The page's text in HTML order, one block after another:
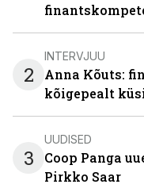
2
INTERVJUU
Anna Kõuts:
kõigepealt
3
UUDISED
Coop Panga
Pirkko Saar